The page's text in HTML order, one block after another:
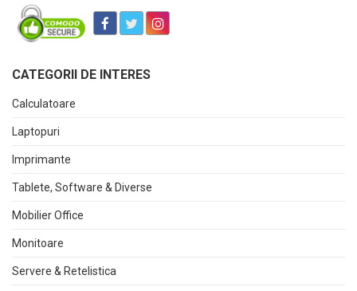
CATEGORII DE INTERES
Calculatoare
Laptopuri
Imprimante
Tablete, Software & Diverse
Mobilier Office
Monitoare
Servere & Retelistica